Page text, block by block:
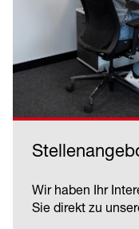
Wir haben Ihr
Sie direkt zu